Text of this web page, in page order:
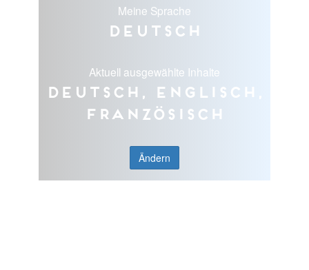
Meine Sprache
Deutsch
Aktuell ausgewählte Inhalte
Deutsch, Englisch,
Französisch
Ändern